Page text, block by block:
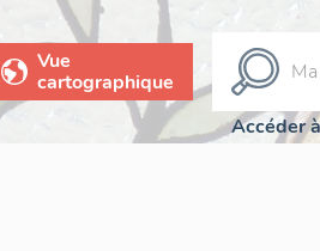
Vue
cartographique
Accéder